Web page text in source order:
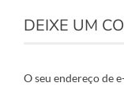
DEIXE UM
O seu endereço de